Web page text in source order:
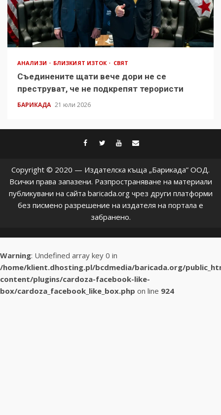
АНАЛИЗИ БЛИЗКИЯТ ИЗТОК СВЯТ
Съединените щати вече дори не се
преструват, че не подкрепят терористи
БАРИКАДА 21 юли 2026
facebook
twitter
youtube
Copyright © 2020 — Издателска къща „Барикада” ООД.
Всички права запазени. Разпространяване на материали
публикувани на сайта baricada.org чрез други платформи
без писмено разрешение на издателя на портала е
забранено.
Warning: Undefined array key 0 in
/home/klient.dhosting.pl/bcdmedia/baricada.org/
content/plugins/cardoza-facebook-like-
box/cardoza_facebook_like_box.php on line 924